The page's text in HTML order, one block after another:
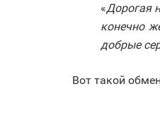
«Дорогая
конечно
добрые
Вот такой